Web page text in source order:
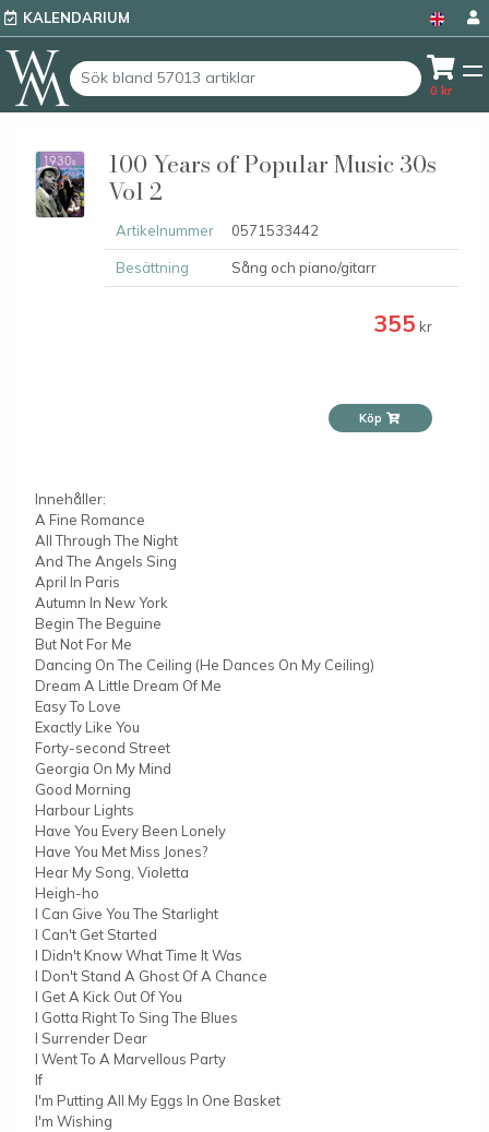
KALENDARIUM
0 kr
100 Years of Popular Music 30s
Vol 2
Artikelnummer 0571533442
Besättning Sång och piano/gitarr
355 kr
Köp
Innehåller:
A Fine Romance
All Through The Night
And The Angels Sing
April In Paris
Autumn In New York
Begin The Beguine
But Not For Me
Dancing On The Ceiling (He Dances On My Ceiling)
Dream A Little Dream Of Me
Easy To Love
Exactly Like You
Forty-second Street
Georgia On My Mind
Good Morning
Harbour Lights
Have You Every Been Lonely
Have You Met Miss Jones?
Hear My Song, Violetta
Heigh-ho
I Can Give You The Starlight
I Can't Get Started
I Didn't Know What Time It Was
I Don't Stand A Ghost Of A Chance
I Get A Kick Out Of You
I Gotta Right To Sing The Blues
I Surrender Dear
I Went To A Marvellous Party
If
I'm Putting All My Eggs In One Basket
I'm Wishing